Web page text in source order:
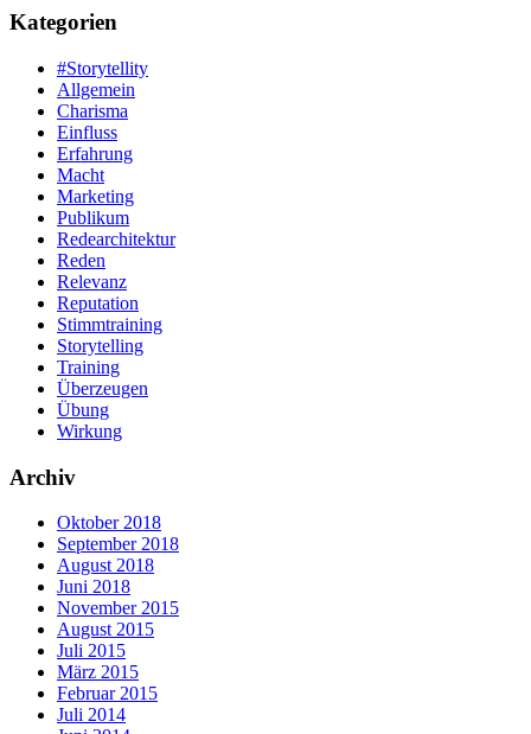
Kategorien
#Storytellity
Allgemein
Charisma
Einfluss
Erfahrung
Macht
Marketing
Publikum
Redearchitektur
Reden
Relevanz
Reputation
Stimmtraining
Storytelling
Training
Überzeugen
Übung
Wirkung
Archiv
Oktober 2018
September 2018
August 2018
Juni 2018
November 2015
August 2015
Juli 2015
März 2015
Februar 2015
Juli 2014